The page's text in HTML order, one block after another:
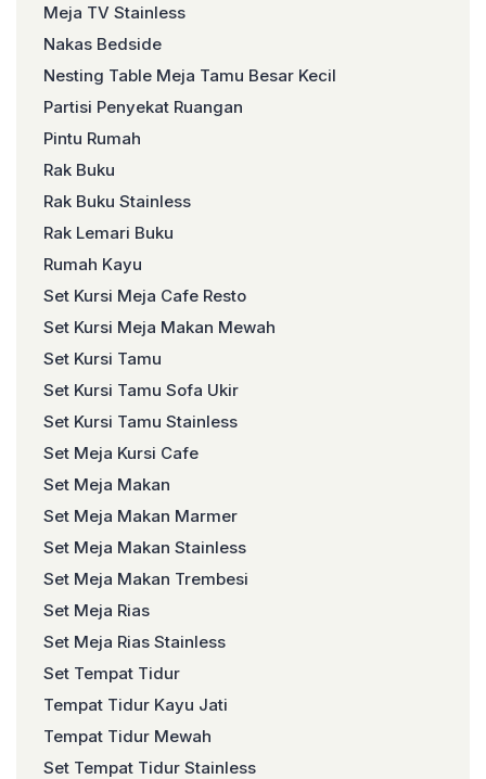
Meja TV Stainless
Nakas Bedside
Nesting Table Meja Tamu Besar Kecil
Partisi Penyekat Ruangan
Pintu Rumah
Rak Buku
Rak Buku Stainless
Rak Lemari Buku
Rumah Kayu
Set Kursi Meja Cafe Resto
Set Kursi Meja Makan Mewah
Set Kursi Tamu
Set Kursi Tamu Sofa Ukir
Set Kursi Tamu Stainless
Set Meja Kursi Cafe
Set Meja Makan
Set Meja Makan Marmer
Set Meja Makan Stainless
Set Meja Makan Trembesi
Set Meja Rias
Set Meja Rias Stainless
Set Tempat Tidur
Tempat Tidur Kayu Jati
Tempat Tidur Mewah
Set Tempat Tidur Stainless